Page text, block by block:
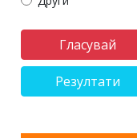
Резултати